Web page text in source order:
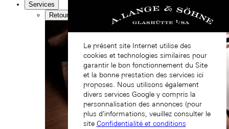
Services
Retour
Le présent site Internet utilise des
cookies et technologies similaires pour
garantir le bon fonctionnement du Site
et la bonne prestation des services ici
proposes. Nous utilisons également
divers services Google y compris la
personnalisation des annonces (pour
plus d'informations, veuillez consulter le
site Confidentialité et conditions